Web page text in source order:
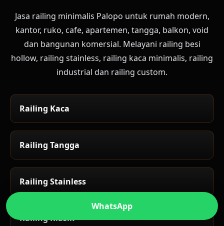
WhatsApp
Jasa railing minimalis Palopo untuk rumah modern,
kantor, ruko, cafe, apartemen, tangga, balkon, void
dan bangunan komersial. Melayani railing besi
hollow, railing stainless, railing kaca minimalis, railing
industrial dan railing custom.
Railing Kaca
Railing Tangga
Railing Stainless
Railing Klasik